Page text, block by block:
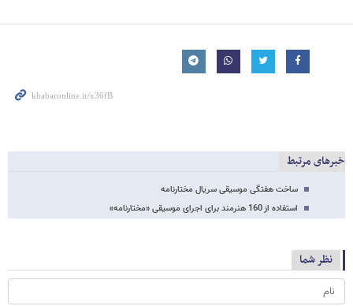
خبرهای مرتبط
ساخت هفتگی موسیقی سریال مختارنامه
استفاده از 160 هنرمند برای اجرای موسیقی «مختارنامه»
نظر شما